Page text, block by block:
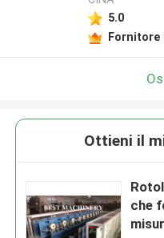
5.0
Ottieni il
che